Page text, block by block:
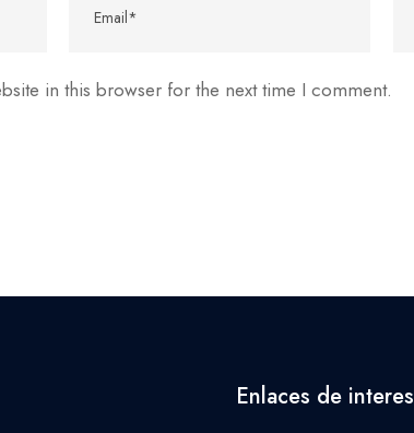
in this browser for the next time I comment.
Enlaces de interes